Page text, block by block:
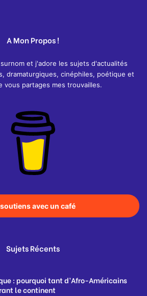
A Mon Propos !
et j'adore les sujets d'actualités
dramaturgiques, cinéphiles, poétique et
vous partages mes trouvailles.
avec un café
Sujets Récents
: pourquoi tant d’Afro-Américains
le continent